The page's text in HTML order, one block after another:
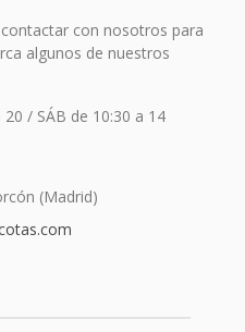
con nosotros para
algunos de nuestros
/ SÁB de 10:30 a 14
(Madrid)